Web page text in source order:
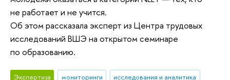
не работает и не учится.
Об этом рассказала эксперт из Центра трудовых
исследований ВШЭ на открытом семинаре
по образованию.
Экспертиза мониторинги
исследования и аналитика